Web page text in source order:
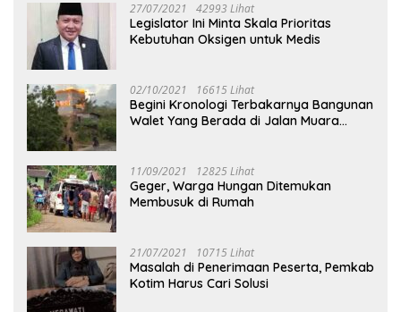
27/07/2021 42993 Lihat
Legislator Ini Minta Skala Prioritas
Kebutuhan Oksigen untuk Medis
02/10/2021 16615 Lihat
Begini Kronologi Terbakarnya Bangunan
Walet Yang Berada di Jalan Muara
11/09/2021 12825 Lihat
Geger, Warga Hungan Ditemukan
Membusuk di Rumah
21/07/2021 10715 Lihat
Masalah di Penerimaan Peserta, Pemkab
Kotim Harus Cari Solusi